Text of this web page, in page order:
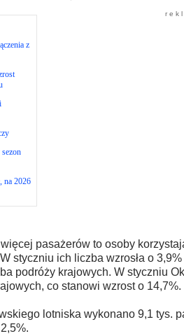
z
na 2026
r e k l
pasażerów to osoby
styczniu ich liczba wzrosła o 3,9%
podróży krajowych. W styczniu
co stanowi wzrost o 14,7%.
lotniska wykonano 9,1 tys.